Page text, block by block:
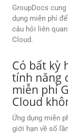
GroupDocs
dụng miễn phí
câu hỏi liên
Cloud.
Có bất kỳ
tính năng
miễn phí
Cloud
Ứng dụng miễn
giới hạn về số